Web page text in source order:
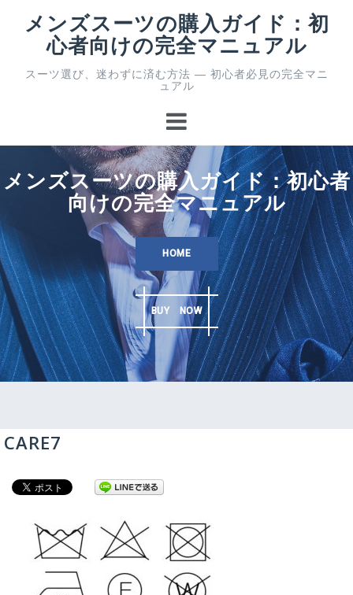
ッ
メンズスーツの購入ガイド：初
心者向けの完全マニュアル
スーツ選び、迷わずに済む方法 ― 初心者必見の完全マニ
ュアル
メンズスーツの購入ガイド：初心者
向けの完全マニュアル
HOME
BUY NOW
CARE7